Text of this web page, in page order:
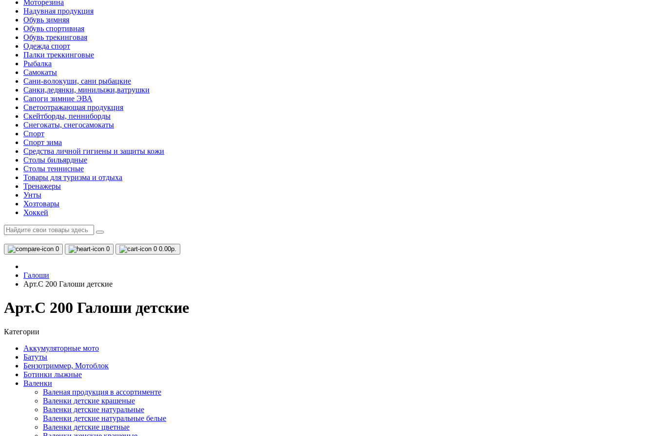
Моторезина
Надувная продукция
Обувь зимняя
Обувь спортивная
Обувь трекинговая
Одежда спорт
Палки треккинговые
Рыбалка
Самокаты
Сани-волокуши, сани рыбацкие
Санки,ледянки, минилыжи,ватрушки
Сапоги зимние ЭВА
Светоотражающая продукция
Скейтборды, пенниборды
Снегокаты, снегосамокаты
Спорт
Спорт зима
Средства личной гигиены и защиты кожи
Столы бильярдные
Столы теннисные
Товары для туризма и отдыха
Тренажеры
Унты
Хозтовары
Хоккей
0 0 0 0.00р.
Галоши
Арт.С 200 Галоши детские
Арт.С 200 Галоши детские
Категории
Аккумуляторные мото
Батуты
Бензотриммер, Мотоблок
Ботинки лыжные
Валенки
Валеная продукция в ассортименте
Валенки детские крашеные
Валенки детские натуральные
Валенки детские натуральные белые
Валенки детские цветные